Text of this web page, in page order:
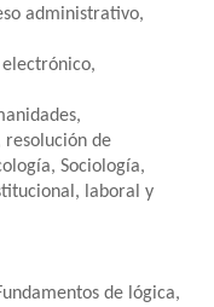
administrativo,
de
Sociología,
laboral y
de lógica,